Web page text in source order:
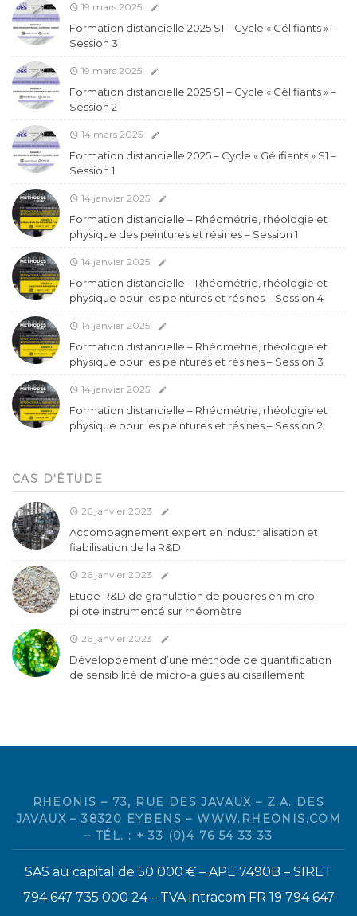
19 mars 2025
Formation distancielle 2025 S1 – Cycle « Gélifiants » –
Session 3
19 mars 2025
Formation distancielle 2025 S1 – Cycle « Gélifiants » –
Session 2
14 mars 2025
Formation distancielle 2025 – Cycle « Gélifiants » S1 –
Session 1
14 janvier 2025
Formation distancielle – Rhéométrie, rhéologie et
physique des peintures et résines – Session 1
14 janvier 2025
Formation distancielle – Rhéométrie, rhéologie et
physique pour les peintures et résines – Session 4
14 janvier 2025
Formation distancielle – Rhéométrie, rhéologie et
physique pour les peintures et résines – Session 3
14 janvier 2025
Formation distancielle – Rhéométrie, rhéologie et
physique pour les peintures et résines – Session 2
CAS D'ÉTUDE
26 janvier 2023
Accompagnement expert en industrialisation et
fiabilisation de la R&D
26 janvier 2023
Etude R&D de granulation de poudres en micro-
pilote instrumenté sur rhéomètre
26 janvier 2023
Développement d’une méthode de quantification
de sensibilité de micro-algues au cisaillement
RHEONIS – 73, RUE DES JAVAUX – Z.A. DES
JAVAUX – 38320 EYBENS – WWW.RHEONIS.COM
– TÉL. : + 33 (0)4 76 54 33 33
SAS au capital de 50 000 € – APE 7490B – SIRET
794 647 735 000 24 – TVA intracom FR 19 794 647